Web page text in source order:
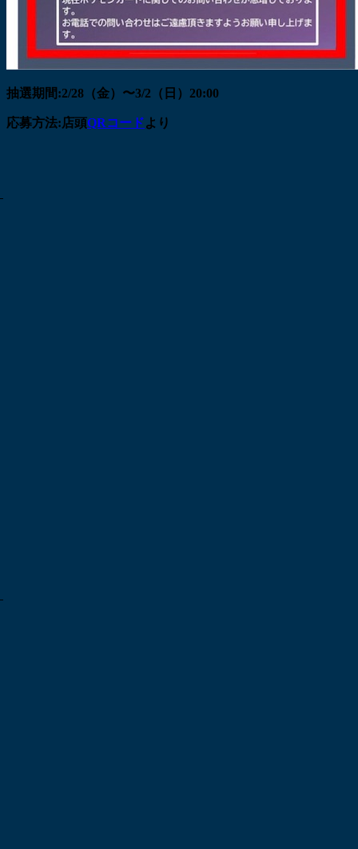
抽選期間:2/28（金）〜3/2（日）20:00
応募方法:店頭QRコードより